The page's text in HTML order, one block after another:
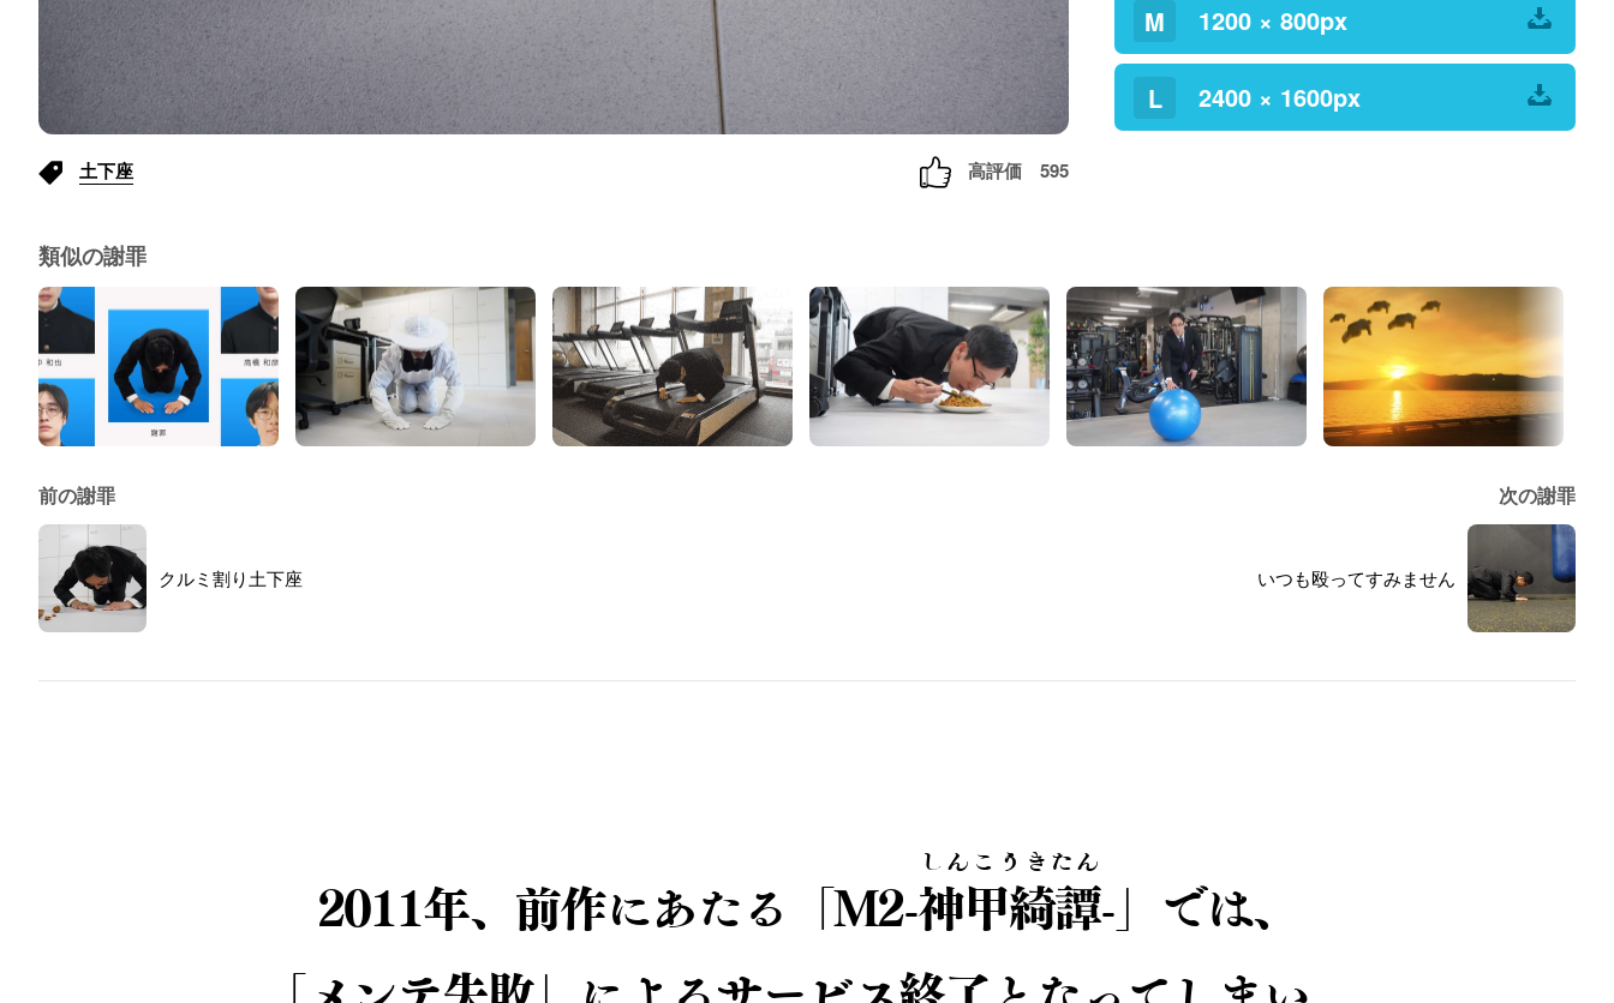
土下座 高評価 595
M 1200 × 800px
L 2400 × 1600px
類似の謝罪
前の謝罪
クルミ割り土下座
次の謝罪
いつも殴ってすみません
2011年、前作にあたる「M2-神甲綺譚
しんこうきたん
-」では、
「メンテ失敗」によるサービス終了となってしまい、